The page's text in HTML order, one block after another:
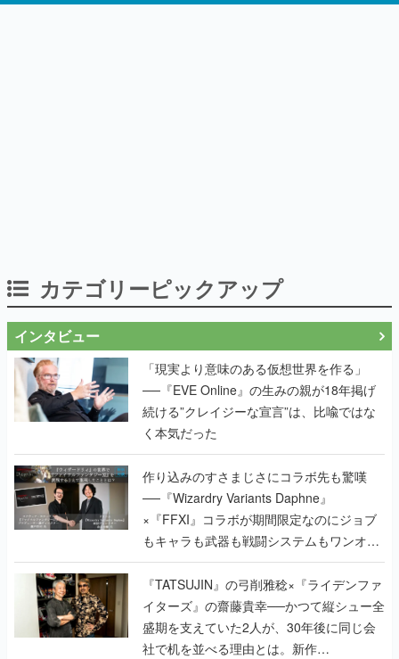
カテゴリーピックアップ
インタビュー
「現実より意味のある仮想世界を作る」
──『EVE Online』の生みの親が18年掲げ
続ける”クレイジーな宣言”は、比喩ではな
く本気だった
作り込みのすさまじさにコラボ先も驚嘆
──『Wizardry Variants Daphne』
×『FFXI』コラボが期間限定なのにジョブ
もキャラも武器も戦闘システムもワンオフ
で作り込まれた理由を両ディレクターに聞
く
『TATSUJIN』の弓削雅稔×『ライデンファ
イターズ』の齋藤貴幸──かつて縦シュー全
盛期を支えていた2人が、30年後に同じ会
社で机を並べる理由とは。新作